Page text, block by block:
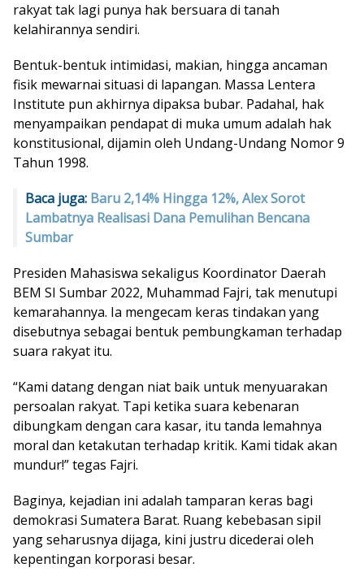
rakyat tak lagi punya hak bersuara di tanah
kelahirannya sendiri.
Bentuk-bentuk intimidasi, makian, hingga ancaman
fisik mewarnai situasi di lapangan. Massa Lentera
Institute pun akhirnya dipaksa bubar. Padahal, hak
menyampaikan pendapat di muka umum adalah hak
konstitusional, dijamin oleh Undang-Undang Nomor 9
Tahun 1998.
Baca juga: Baru 2,14% Hingga 12%, Alex Sorot
Lambatnya Realisasi Dana Pemulihan Bencana
Sumbar
Presiden Mahasiswa sekaligus Koordinator Daerah
BEM SI Sumbar 2022, Muhammad Fajri, tak menutupi
kemarahannya. Ia mengecam keras tindakan yang
disebutnya sebagai bentuk pembungkaman terhadap
suara rakyat itu.
“Kami datang dengan niat baik untuk menyuarakan
persoalan rakyat. Tapi ketika suara kebenaran
dibungkam dengan cara kasar, itu tanda lemahnya
moral dan ketakutan terhadap kritik. Kami tidak akan
mundur!” tegas Fajri.
Baginya, kejadian ini adalah tamparan keras bagi
demokrasi Sumatera Barat. Ruang kebebasan sipil
yang seharusnya dijaga, kini justru dicederai oleh
kepentingan korporasi besar.